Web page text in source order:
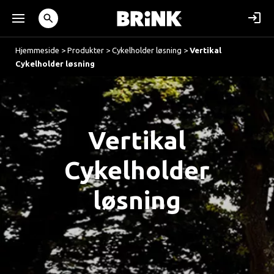
Hjemmeside > Produkter > Cykelholder løsning > Vertikal
Cykelholder løsning
Vertikal
Cykelholder
løsning